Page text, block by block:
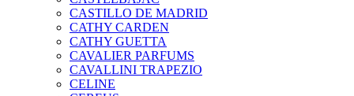
CASTILLO DE MADRID
CATHY CARDEN
CATHY GUETTA
CAVALIER PARFUMS
CAVALLINI TRAPEZIO
CELINE